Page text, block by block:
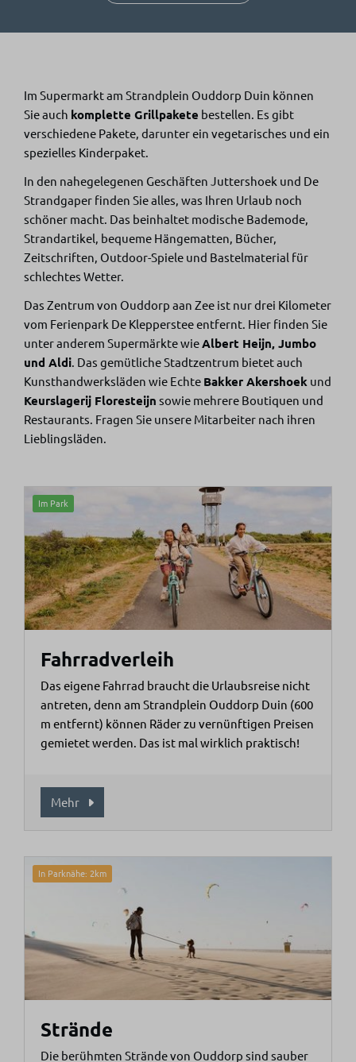
Im Supermarkt am Strandplein Ouddorp Duin können
Sie auch komplette Grillpakete bestellen. Es gibt
verschiedene Pakete, darunter ein vegetarisches und ein
spezielles Kinderpaket.
In den nahegelegenen Geschäften Juttershoek und De
Strandgaper finden Sie alles, was Ihren Urlaub noch
schöner macht. Das beinhaltet modische Bademode,
Strandartikel, bequeme Hängematten, Bücher,
Zeitschriften, Outdoor-Spiele und Bastelmaterial für
schlechtes Wetter.
Das Zentrum von Ouddorp aan Zee ist nur drei Kilometer
vom Ferienpark De Klepperstee entfernt. Hier finden Sie
unter anderem Supermärkte wieAlbert Heijn, Jumbo
und Aldi . Das gemütliche Stadtzentrum bietet auch
Kunsthandwerksläden wie Echte Bakker Akershoek und
Keurslagerij Floresteijn sowie mehrere Boutiquen und
Restaurants. Fragen Sie unsere Mitarbeiter nach ihren
Lieblingsläden.
Im Park
Fahrradverleih
Das eigene Fahrrad braucht die Urlaubsreise nicht
antreten, denn am Strandplein Ouddorp Duin (600
m entfernt) können Räder zu vernünftigen Preisen
gemietet werden. Das ist mal wirklich praktisch!
Mehr
In Parknähe: 2km
Strände
Die berühmten Strände von Ouddorp sind sauber